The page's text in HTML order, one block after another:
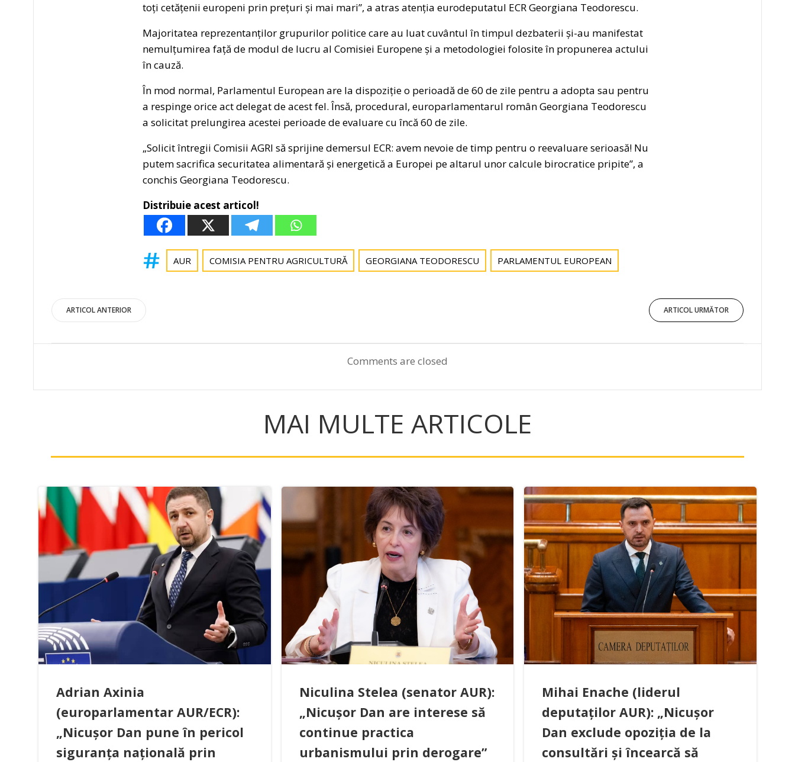
toți cetățenii europeni prin prețuri și mai mari”, a atras atenția eurodeputatul ECR Georgiana Teodorescu.
Majoritatea reprezentanților grupurilor politice care au luat cuvântul în timpul dezbaterii și-au manifestat
nemulțumirea față de modul de lucru al Comisiei Europene și a metodologiei folosite în propunerea actului
în cauză.
În mod normal, Parlamentul European are la dispoziție o perioadă de 60 de zile pentru a adopta sau pentru
a respinge orice act delegat de acest fel. Însă, procedural, europarlamentarul român Georgiana Teodorescu
a solicitat prelungirea acestei perioade de evaluare cu încă 60 de zile.
„Solicit întregii Comisii AGRI să sprijine demersul ECR: avem nevoie de timp pentru o reevaluare serioasă! Nu
putem sacrifica securitatea alimentară și energetică a Europei pe altarul unor calcule birocratice pripite”, a
conchis Georgiana Teodorescu.
Distribuie acest articol!
AUR COMISIA PENTRU AGRICULTURĂ GEORGIANA TEODORESCU PARLAMENTUL EUROPEAN
Post
navigation
ARTICOL ANTERIOR
navigation
ARTICOL URMĂTOR
Comments are closed
MAI MULTE ARTICOLE
Adrian Axinia
(europarlamentar AUR/ECR):
„Nicușor Dan pune în pericol
siguranța națională prin
Niculina Stelea (senator AUR):
„Nicușor Dan are interese să
continue practica
urbanismului prin derogare”
Mihai Enache (liderul
deputaților AUR): „Nicușor
Dan exclude opoziția de la
consultări și încearcă să